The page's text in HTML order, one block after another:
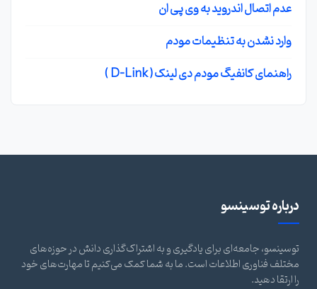
عدم اتصال اندروید به وی پی ان
وارد نشدن به تنظیمات مودم
راهنمای کانفیگ مودم دی لینک ( D-Link )
درباره توسینسو
توسینسو، جامعه‌ای برای یادگیری و به اشتراک‌گذاری دانش در حوزه‌های
مختلف فناوری اطلاعات است. ما به شما کمک می‌کنیم تا مهارت‌های خود
را ارتقا دهید.